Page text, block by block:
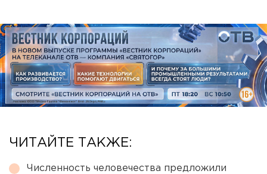
ЧИТАЙТЕ ТАКЖЕ:
Численность человечества предложили